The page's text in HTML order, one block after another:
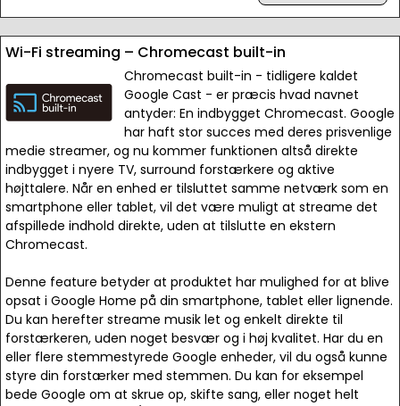
Wi-Fi streaming – Chromecast built-in
Chromecast built-in - tidligere kaldet
Google Cast - er præcis hvad navnet
antyder: En indbygget Chromecast. Google
har haft stor succes med deres prisvenlige
medie streamer, og nu kommer funktionen altså direkte
indbygget i nyere TV, surround forstærkere og aktive
højttalere. Når en enhed er tilsluttet samme netværk som en
smartphone eller tablet, vil det være muligt at streame det
afspillede indhold direkte, uden at tilslutte en ekstern
Chromecast.
Denne feature betyder at produktet har mulighed for at blive
opsat i Google Home på din smartphone, tablet eller lignende.
Du kan herefter streame musik let og enkelt direkte til
forstærkeren, uden noget besvær og i høj kvalitet. Har du en
eller flere stemmestyrede Google enheder, vil du også kunne
styre din forstærker med stemmen. Du kan for eksempel
bede Google om at skrue op, skifte sang, eller noget helt